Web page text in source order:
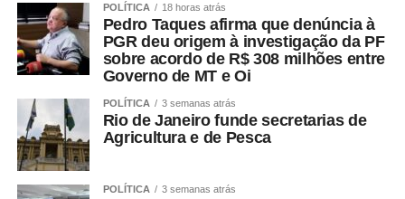
criminal apresentada por seu escritório;
– *O acordo com a Oi foi ilegal*, em sua avaliação;
– *Houve falhas nos critérios* utilizados para definir os
valores envolvidos;
– *O fluxo dos recursos públicos precisa ser esclarecido*
pelas autoridades responsáveis.
O ex-governador destacou ainda que as medidas
cautelares da Operação Heritage foram autorizadas pelo
POLÍTICA 18 horas atrás
Pedro Taques afirma que denúncia à
PGR deu origem à investigação da PF
sobre acordo de R$ 308 milhões entre
Governo de MT e Oi
POLÍTICA 3 semanas atrás
Rio de Janeiro funde secretarias de
Agricultura e de Pesca
POLÍTICA 3 semanas atrás